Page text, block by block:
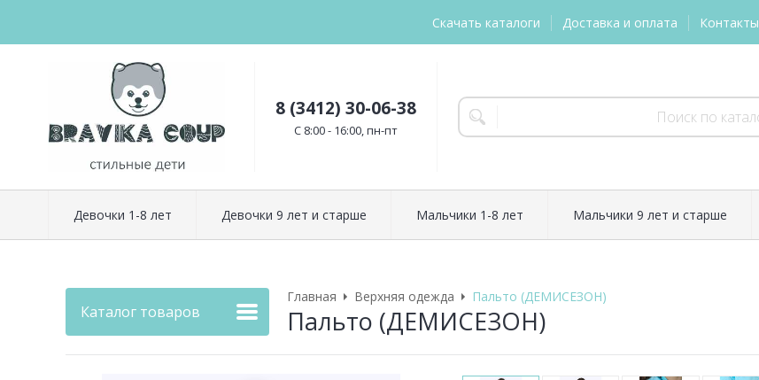
Скачать каталоги Доставка и оплата Контакты
8 (3412) 30-06-38
C 8:00 - 16:00, пн-пт
Девочки 1-8 лет Девочки 9 лет и старше Мальчики 1-8 лет Мальчики 9 лет и старше
Каталог товаров
Главная Верхняя одежда Пальто (ДЕМИСЕЗОН)
Пальто (ДЕМИСЕЗОН)